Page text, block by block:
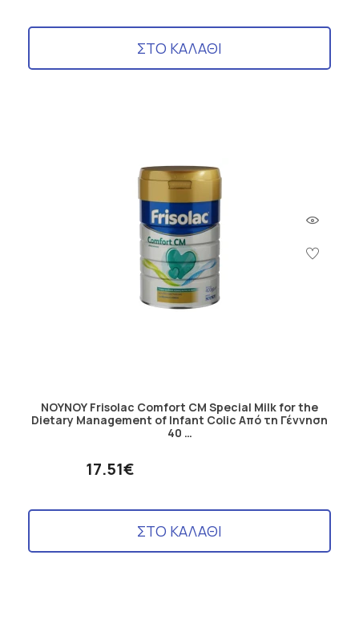
ΣΤΟ ΚΑΛΑΘΙ
ΝΟΥΝΟΥ Frisolac Comfort CM Special Milk for the
Dietary Management of Infant Colic Από τη Γέννηση
40 …
17.51€
ΣΤΟ ΚΑΛΑΘΙ